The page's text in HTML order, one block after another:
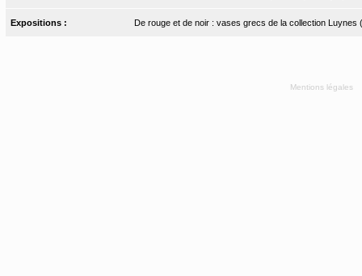
Expositions : De rouge et de noir : vases grecs de la collection Luynes
Mentions légales